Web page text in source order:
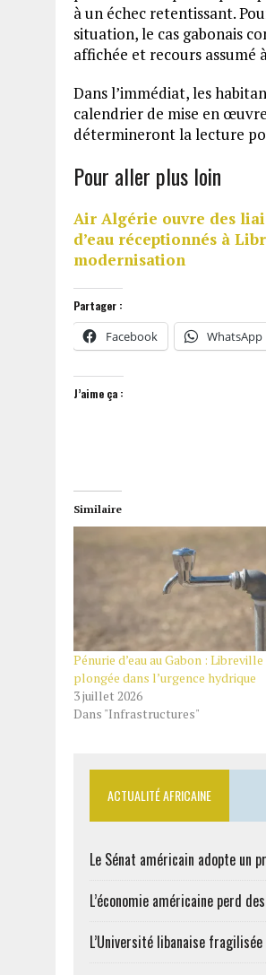
à un échec retentissant.
situation, le cas gabonais
affichée et recours assumé
Dans l’immédiat, les
calendrier de mise en
détermineront la lecture
Pour aller plus loin
Air Algérie ouvre des
d’eau réceptionnés à
modernisation
Partager :
Facebook WhatsApp
J’aime ça :
Similaire
Pénurie d’eau au Gabon : Libreville
plongée dans l’urgence hydrique
3 juillet 2026
Dans "Infrastructures"
ACTUALITÉ AFRICAINE
Le Sénat américain adopte un
L’économie américaine perd
L’Université libanaise